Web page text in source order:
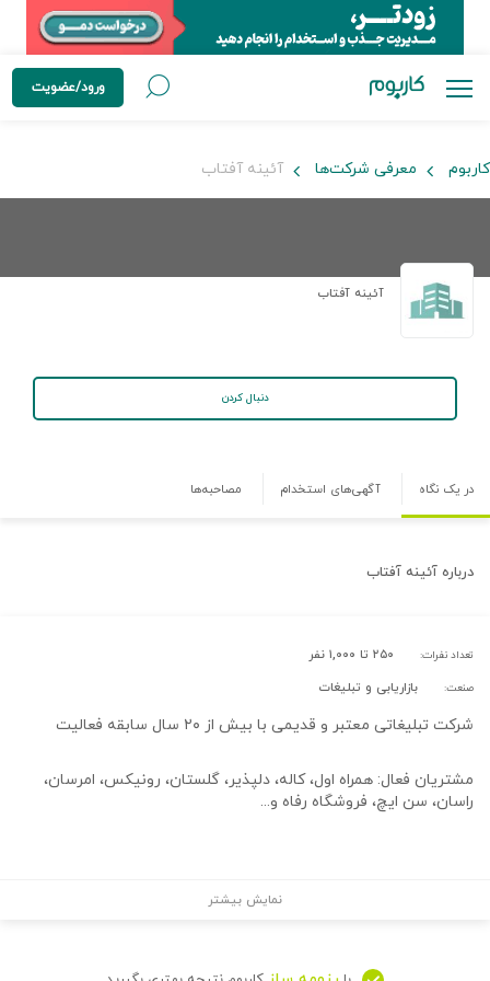
ورود/عضویت
کاربوم معرفی شرکت‌ها آئینه آفتاب
آئینه آفتاب
دنبال کردن
در یک نگاه آگهی‌های استخدام مصاحبه‌ها
درباره آئینه آفتاب
تعداد نفرات: ۲۵۰ تا ۱,۰۰۰ نفر
صنعت: بازاریابی و تبلیغات
شرکت تبلیغاتی معتبر و قدیمی با بیش از ۲۰ سال سابقه فعالیت
مشتریان فعال: همراه اول، کاله، دلپذیر، گلستان، رونیکس، امرسان،
راسان، سن ایچ، فروشگاه رفاه و...
نمایش بیشتر